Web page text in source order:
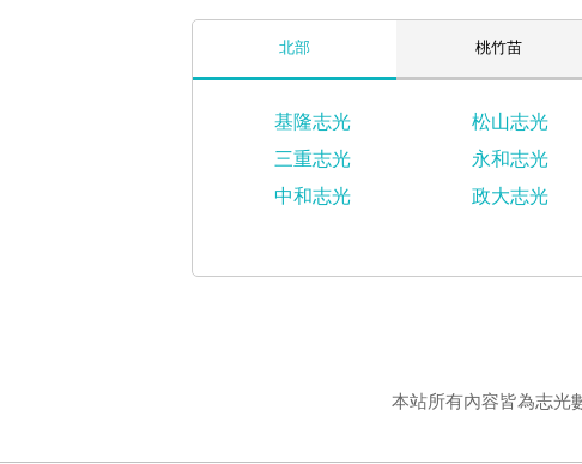
北部 桃竹苗
基隆志光 松山志光
三重志光
永和志光
中和志光
政大志光
本站所有內容皆為志光